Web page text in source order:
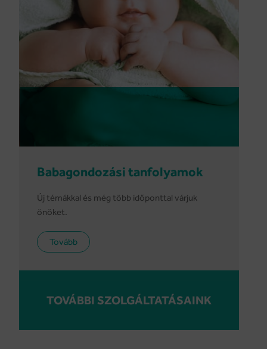
Babagondozási tanfolyamok
Új témákkal és még több időponttal várjuk
önöket.
Tovább
TOVÁBBI SZOLGÁLTATÁSAINK